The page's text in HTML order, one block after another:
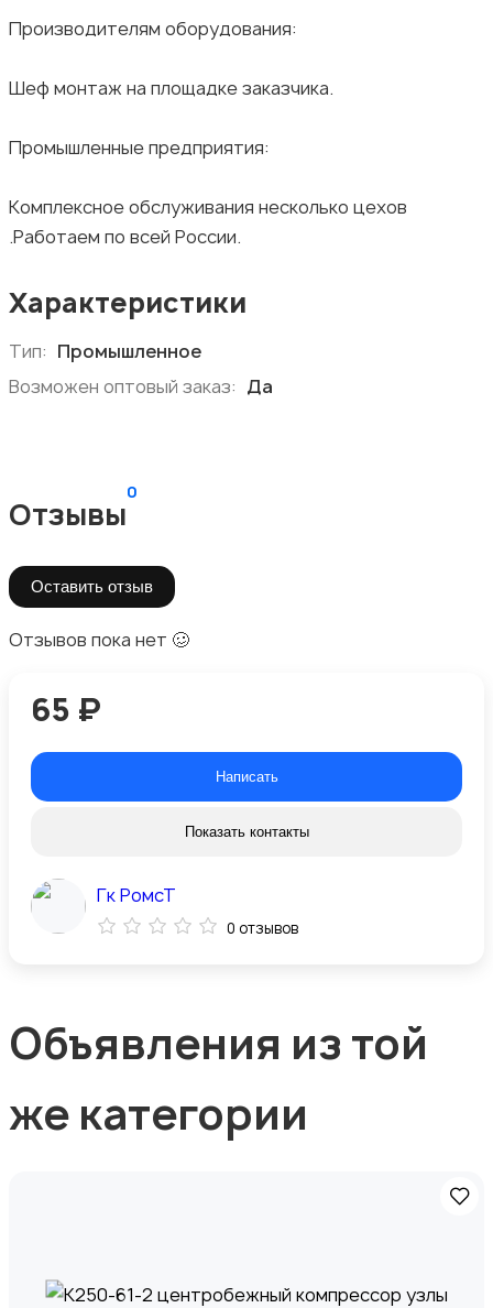
Производителям оборудования:
Шеф монтаж на площадке заказчика.
Промышленные предприятия:
Комплексное обслуживания несколько цехов
.Работаем по всей России.
Характеристики
Тип: Промышленное
Возможен оптовый заказ: Да
Отзывы
0
Оставить отзыв
Отзывов пока нет 🥴
65 ₽
Написать
Показать контакты
Гк РомсТ
0 отзывов
Объявления из той
же категории